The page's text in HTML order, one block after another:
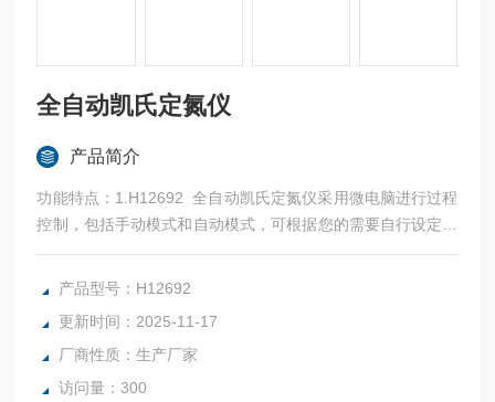
全自动凯氏定氮仪
产品简介
功能特点：1.H12692 全自动凯氏定氮仪采用微电脑进行过程
控制，包括手动模式和自动模式，可根据您的需要自行设定和
切换：自动模式下：一次完成加碱、加硼酸、蒸馏，氨气吸收
整个过程，加硼酸和加碱的体积以及蒸馏和吸收过程的时间都
产品型号：H12692
更新时间：2025-11-17
厂商性质：生产厂家
访问量：300